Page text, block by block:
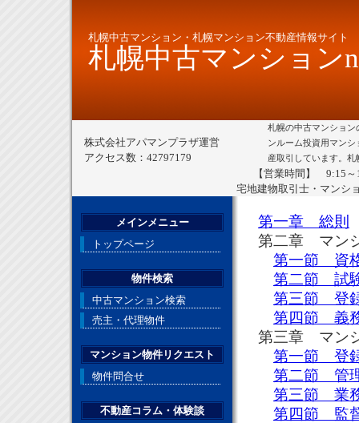
札幌中古マンション・札幌マンション不動産情報サイト
札幌中古マンション
株式会社アパマンプラザ運営
アクセス数：42797179
札幌の中古マンショ
ンルーム投資用マン
産取引しています。
【営業時間】 9:15
宅地建物取引士・マンシ
第一章 総則
第二章 マン
第一節 資
第二節 試
第三節 登
第四節 義
第三章 マン
第一節 登
第二節 管
第三節 業
第四節 監
メインメニュー
トップページ
物件検索
中古マンション検索
売主・代理物件
マンション物件リクエスト
物件問合せ
不動産コラム・体験談